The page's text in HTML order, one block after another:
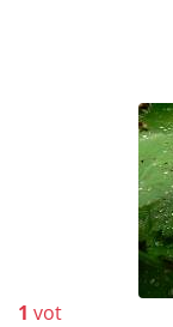
1 vot